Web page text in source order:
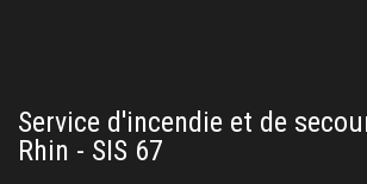
Service d'incendie et de
Rhin - SIS 67